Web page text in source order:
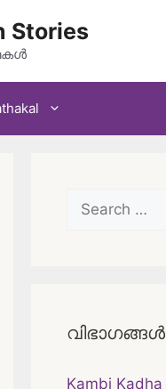
Stories
Search
for:
വിഭാഗങ്ങൾ
Kambi Kadha